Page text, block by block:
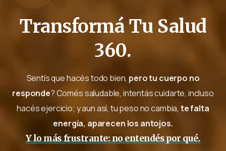
Transformá Tu Salud
360.
Sentís que hacés todo bien, pero tu cuerpo no
responde? Comés saludable, intentás cuidarte, incluso
hacés ejercicio; y aun así, tu peso no cambia, te falta
energía, aparecen los antojos.
Y lo más frustrante: no entendés por qué.